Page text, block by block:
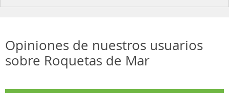
Opiniones de nuestros usuarios
sobre Roquetas de Mar